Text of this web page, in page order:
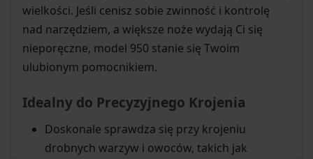
wielkości. Jeśli cenisz sobie zwinność i kontrolę
nad narzędziem, a większe noże wydają Ci się
nieporęczne, model 950 stanie się Twoim
ulubionym pomocnikiem.
Idealny do Precyzyjnego Krojenia
Doskonale sprawdza się przy krojeniu
drobnych warzyw i owoców, takich jak